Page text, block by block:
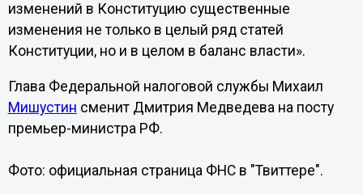
изменений в Конституцию существенные
изменения не только в целый ряд статей
Конституции, но и в целом в баланс власти».
Глава Федеральной налоговой службы Михаил
Мишустин сменит Дмитрия Медведева на посту
премьер-министра РФ.
Фото: официальная страница ФНС в "Твиттере".